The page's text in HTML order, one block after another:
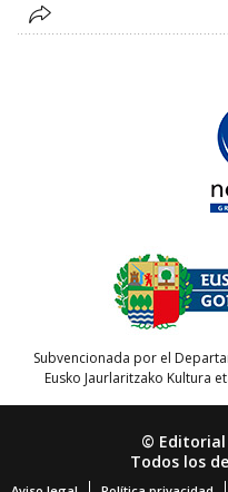
Subvencionada por el
Eusko Jaurlaritzako Kultura
© Editorial
Todos los